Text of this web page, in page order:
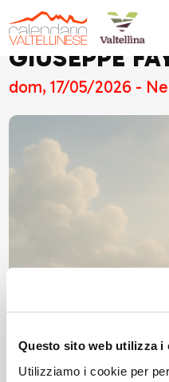
Questo sito web utilizza i
Utilizziamo i cookie per
GIUSEPPE
dom, 17/05/2026 -